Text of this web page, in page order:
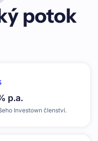
potok
p.a.
Investown členství.